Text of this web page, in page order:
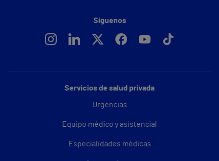
Servicios de salud privada
Urgencias
Equipo médico y asistencial
Especialidades médicas
Síguenos